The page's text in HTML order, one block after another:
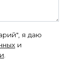
я даю
и